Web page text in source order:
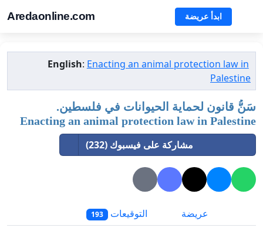
Aredaonline.com ابدأ عريضة
English: Enacting an animal protection law in
Palestine
سَنُّ قانون لحماية الحيوانات في فلسطين.
Enacting an animal protection law in Palestine
مشاركة على فيسبوك (232)
عريضة التوقيعات 193